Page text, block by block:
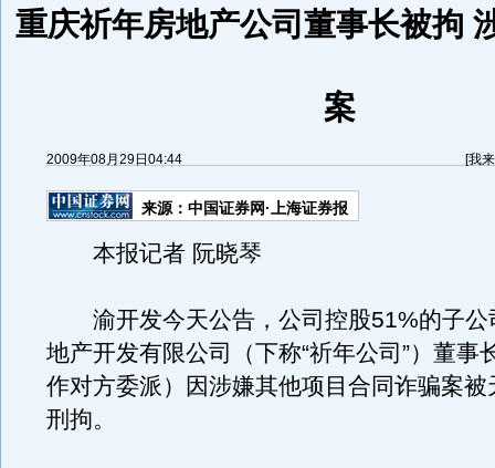
重庆祈年房地产公司董事长被拘
案
2009年08月29日04:44 [我
来源： 中国证券网·上海证券报
本报记者 阮晓琴
渝开发今天公告，公司控股51%的子公
地产开发有限公司（下称“祈年公司”）董事
作对方委派）因涉嫌其他项目合同诈骗案被
刑拘。